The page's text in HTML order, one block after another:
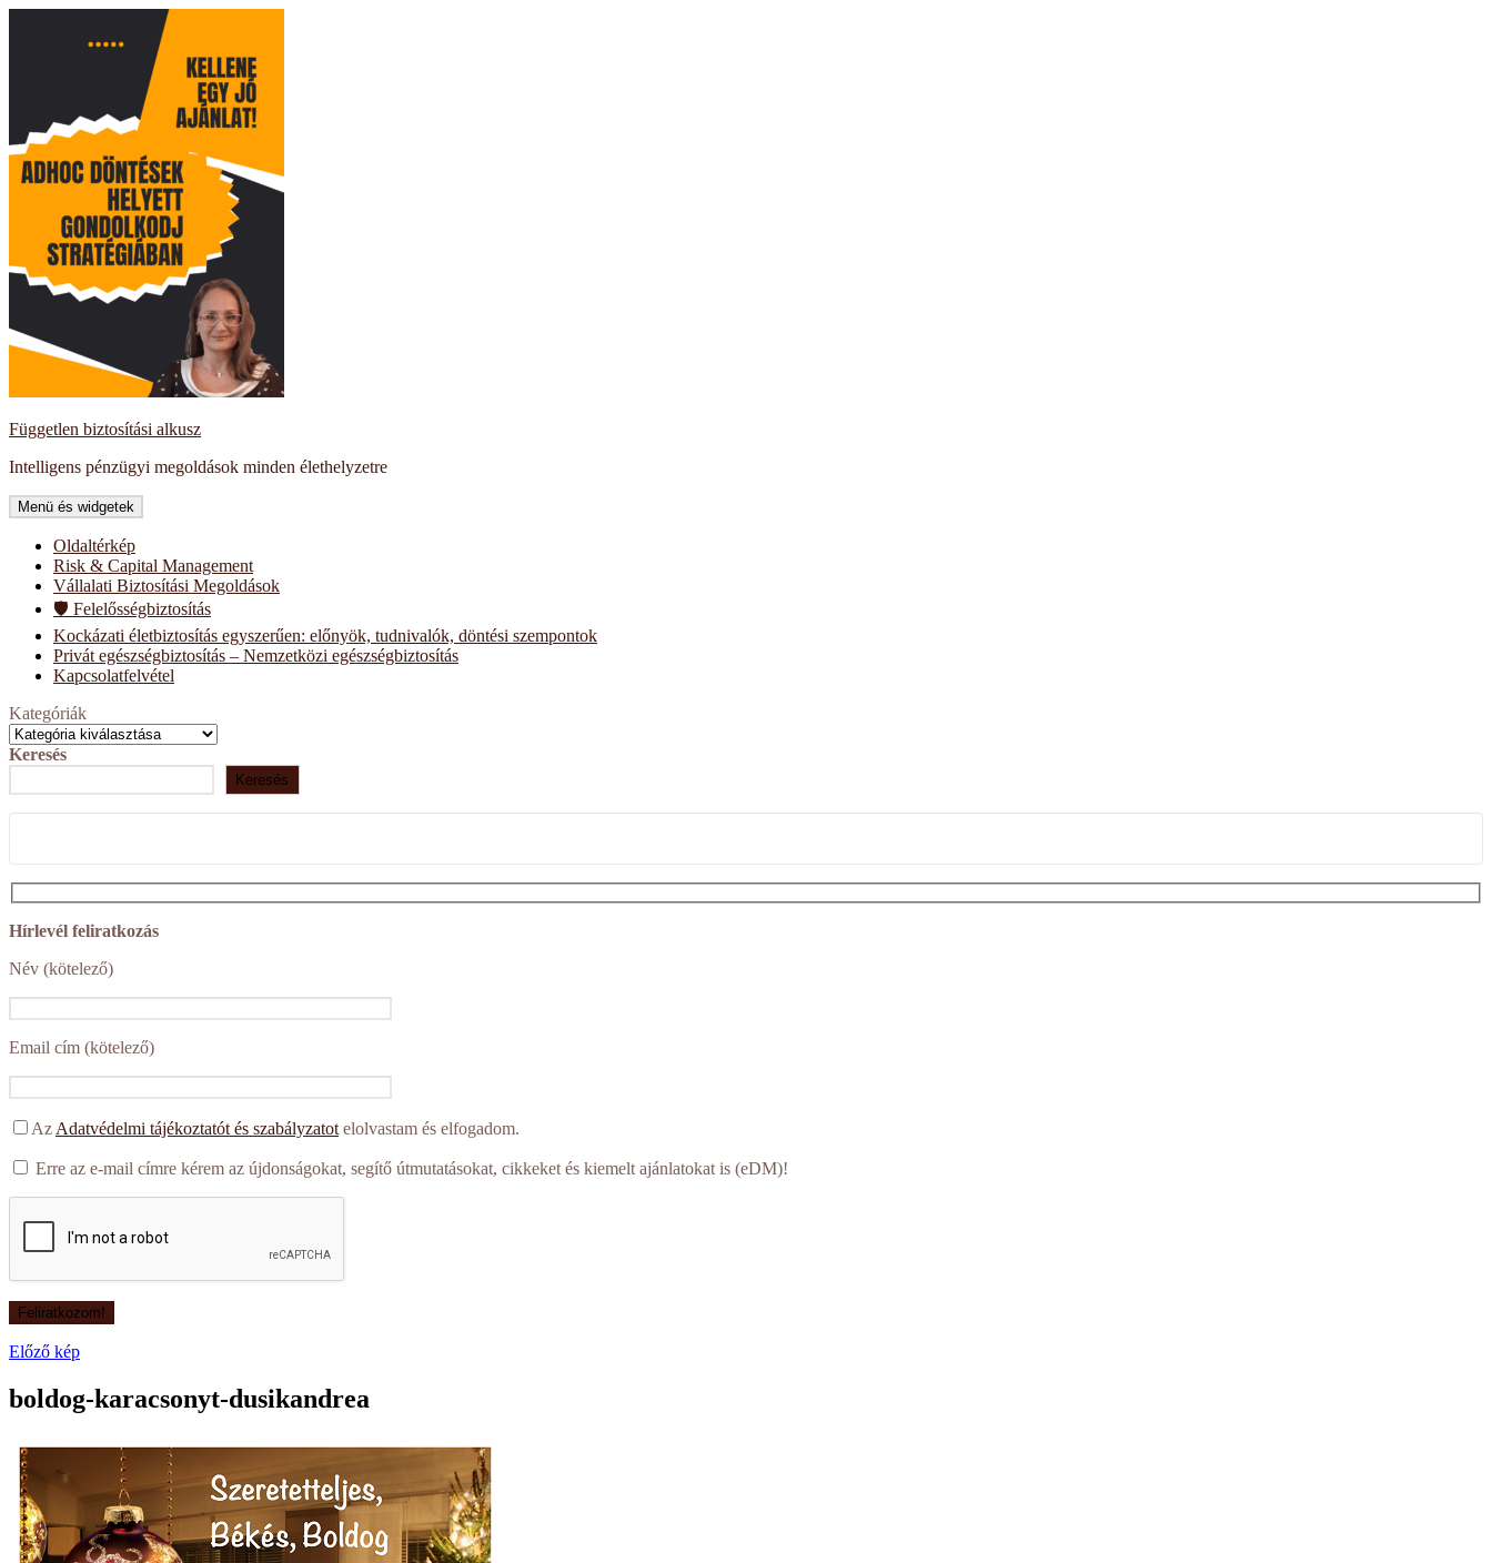
Független biztosítási alkusz
Intelligens pénzügyi megoldások minden élethelyzetre
Menü és widgetek
Oldaltérkép
Risk & Capital Management
Vállalati Biztosítási Megoldások
🛡️ Felelősségbiztosítás
Kockázati életbiztosítás egyszerűen: előnyök, tudnivalók, döntési szempontok
Privát egészségbiztosítás – Nemzetközi egészségbiztosítás
Kapcsolatfelvétel
Kategóriák
Keresés
Keresés
Hírlevél feliratkozás
Név (kötelező)
Email cím (kötelező)
Az Adatvédelmi tájékoztatót és szabályzatot elolvastam és elfogadom.
Erre az e-mail címre kérem az újdonságokat, segítő útmutatásokat, cikkeket és kiemelt ajánlatokat is (eDM)!
Előző kép
boldog-karacsonyt-dusikandrea